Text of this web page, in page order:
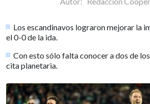
Los escandinavos lograron mejorar la
el 0-0 de la ida.
Con esto sólo falta conocer a dos de
cita planetaria.